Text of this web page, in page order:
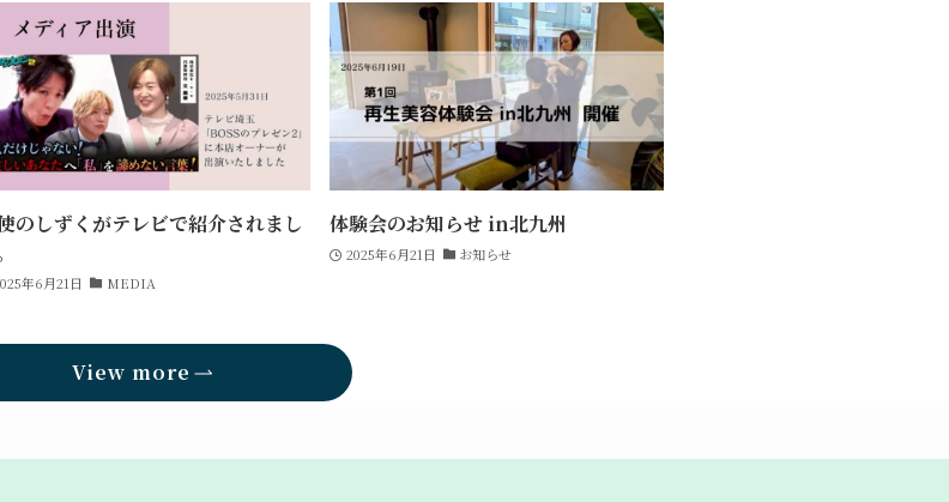
のしずくがテレビで紹介されまし
年6月21日 MEDIA
体験会のお知らせ in北九州
2025年6月21日 お知らせ
View more